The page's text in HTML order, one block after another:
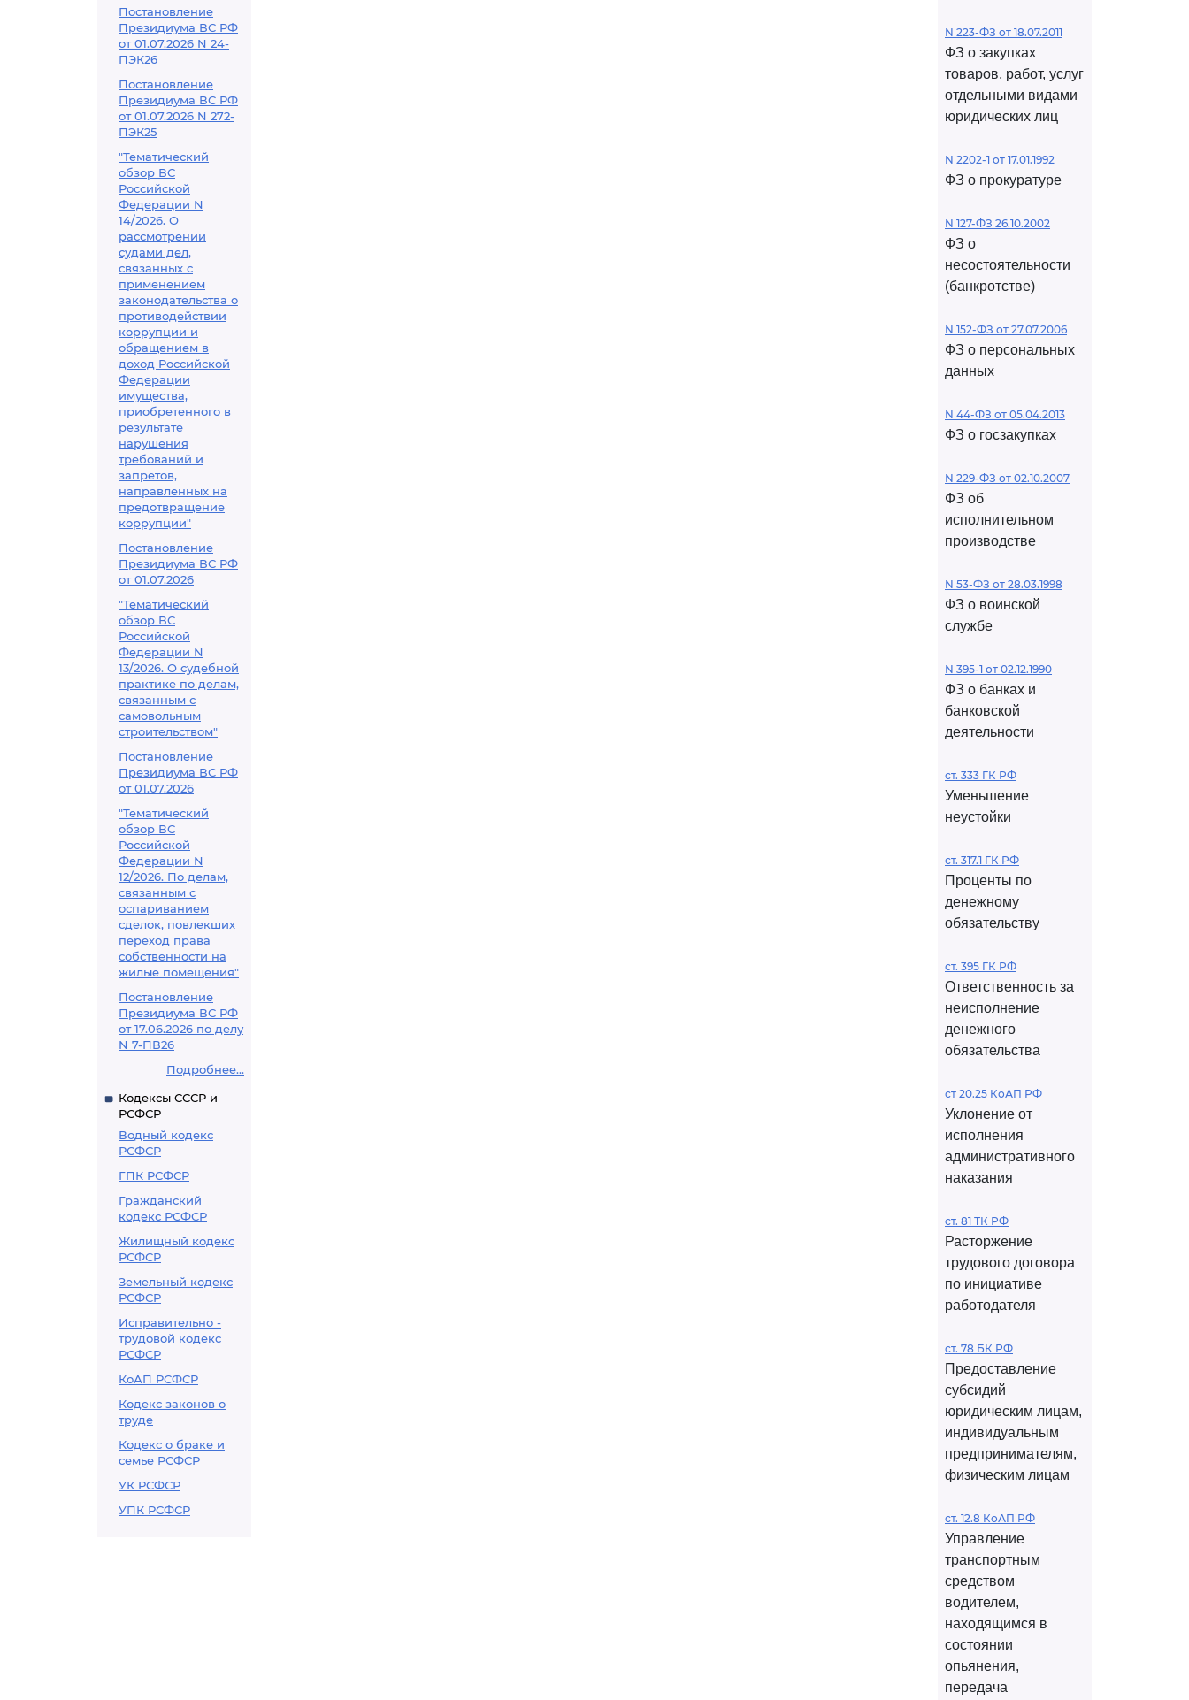
Постановление
Президиума ВС РФ
от 01.07.2026 N 24-
ПЭК26
Постановление
Президиума ВС РФ
от 01.07.2026 N 272-
ПЭК25
"Тематический
обзор ВС
Российской
Федерации N
14/2026. О
рассмотрении
судами дел,
связанных с
применением
законодательства о
противодействии
коррупции и
обращением в
доход Российской
Федерации
имущества,
приобретенного в
результате
нарушения
требований и
запретов,
направленных на
предотвращение
коррупции"
Постановление
Президиума ВС РФ
от 01.07.2026
"Тематический
обзор ВС
Российской
Федерации N
13/2026. О судебной
практике по делам,
связанным с
самовольным
строительством"
Постановление
Президиума ВС РФ
от 01.07.2026
"Тематический
обзор ВС
Российской
Федерации N
12/2026. По делам,
связанным с
оспариванием
сделок, повлекших
переход права
собственности на
жилые помещения"
Постановление
Президиума ВС РФ
от 17.06.2026 по делу
N 7-ПВ26
Подробнее...
Кодексы СССР и
РСФСР
Водный кодекс
РСФСР
ГПК РСФСР
Гражданский
кодекс РСФСР
Жилищный кодекс
РСФСР
Земельный кодекс
РСФСР
Исправительно -
трудовой кодекс
РСФСР
КоАП РСФСР
Кодекс законов о
труде
Кодекс о браке и
семье РСФСР
УК РСФСР
УПК РСФСР
N 223-ФЗ от 18.07.2011
ФЗ о закупках
товаров, работ, услуг
отдельными видами
юридических лиц
N 2202-1 от 17.01.1992
ФЗ о прокуратуре
N 127-ФЗ 26.10.2002
ФЗ о
несостоятельности
(банкротстве)
N 152-ФЗ от 27.07.2006
ФЗ о персональных
данных
N 44-ФЗ от 05.04.2013
ФЗ о госзакупках
N 229-ФЗ от 02.10.2007
ФЗ об
исполнительном
производстве
N 53-ФЗ от 28.03.1998
ФЗ о воинской
службе
N 395-1 от 02.12.1990
ФЗ о банках и
банковской
деятельности
ст. 333 ГК РФ
Уменьшение
неустойки
ст. 317.1 ГК РФ
Проценты по
денежному
обязательству
ст. 395 ГК РФ
Ответственность за
неисполнение
денежного
обязательства
ст 20.25 КоАП РФ
Уклонение от
исполнения
административного
наказания
ст. 81 ТК РФ
Расторжение
трудового договора
по инициативе
работодателя
ст. 78 БК РФ
Предоставление
субсидий
юридическим лицам,
индивидуальным
предпринимателям,
физическим лицам
ст. 12.8 КоАП РФ
Управление
транспортным
средством
водителем,
находящимся в
состоянии
опьянения,
передача